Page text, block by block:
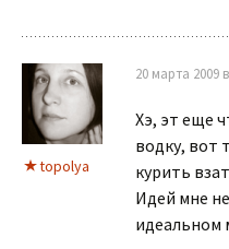
topolya
20 марта 2009
Хэ, эт еще
водку, вот
курить
Идей мне
идеальном